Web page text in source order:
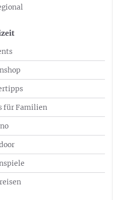
für Familien